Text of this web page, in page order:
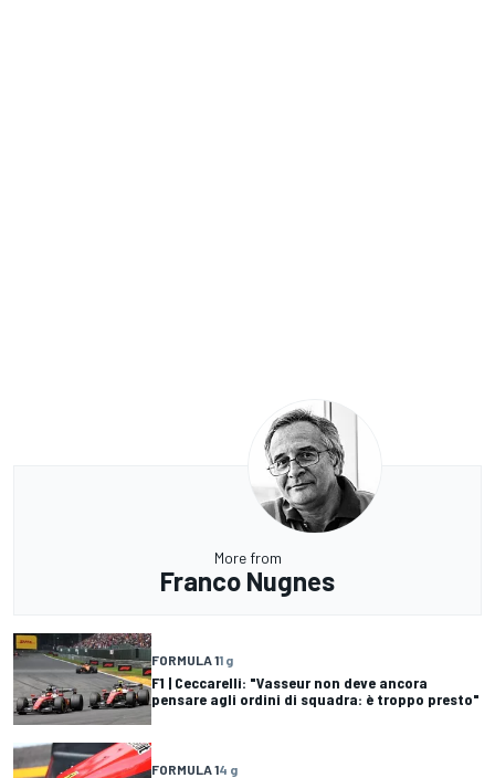
More from
Franco Nugnes
FORMULA 11 g
F1 | Ceccarelli: "Vasseur non deve ancora
pensare agli ordini di squadra: è troppo presto"
FORMULA 14 g